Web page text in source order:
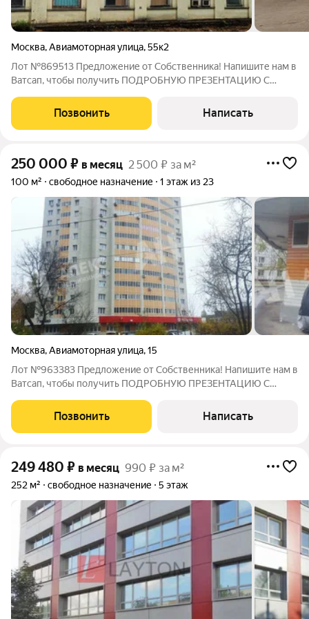
Москва,Авиамоторная улица,55к2
Лот №869513 Предложение от Собственника! Напишите нам в
Ватсап, чтобы получить ПОДРОБНУЮ ПРЕЗЕНТАЦИЮ С
производственные помещения 2500 м2 на 1 этаже в в 9 мин
от м. Авиамоторная. Пpoизвoдcтвенно-складской комплекс
Позвонить Написать
250 000 ₽ в месяц 2 500 ₽ за м²
100 м² свободное назначение 1 этаж из 23
Москва,Авиамоторная улица,15
Лот №963383 Предложение от Собственника! Напишите нам в
Ватсап, чтобы получить ПОДРОБНУЮ ПРЕЗЕНТАЦИЮ С
отдельными входами в составе общего помещения на первом
этаже жилого дома под магазин ,либо
Позвонить Написать
249 480 ₽ в месяц 990 ₽ за м²
252 м² свободное назначение 5 этаж